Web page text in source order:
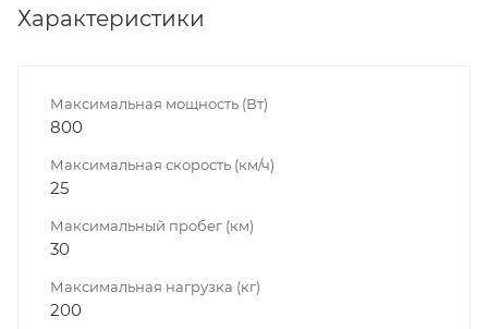
Характеристики
Максимальная мощность (Вт)
800
Максимальная скорость (км/ч)
25
Максимальный пробег (км)
30
Максимальная нагрузка (кг)
200